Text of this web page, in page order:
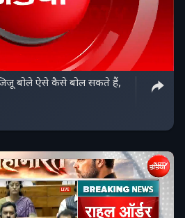
बोले ऐसे कैसे बोल सकते हैं,